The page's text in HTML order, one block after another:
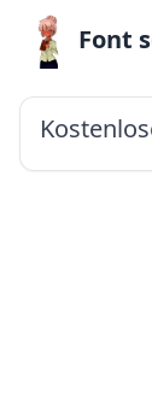
Font